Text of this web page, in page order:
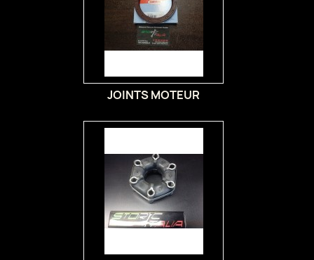
JOINTS MOTEUR